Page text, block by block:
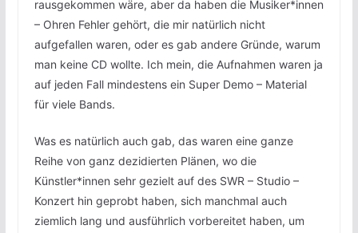
rausgekommen wäre, aber da haben die Musiker*innen
– Ohren Fehler gehört, die mir natürlich nicht
aufgefallen waren, oder es gab andere Gründe, warum
man keine CD wollte. Ich mein, die Aufnahmen waren ja
auf jeden Fall mindestens ein Super Demo – Material
für viele Bands.
Was es natürlich auch gab, das waren eine ganze
Reihe von ganz dezidierten Plänen, wo die
Künstler*innen sehr gezielt auf des SWR – Studio –
Konzert hin geprobt haben, sich manchmal auch
ziemlich lang und ausführlich vorbereitet haben, um